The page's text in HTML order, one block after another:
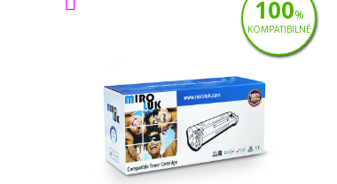
100%
KOMPATIBILNÉ